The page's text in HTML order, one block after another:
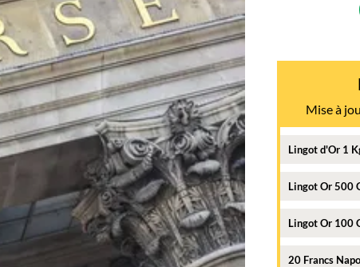
Mise à
Lingot d'Or 1
Lingot Or 500
Lingot Or 100
20 Francs